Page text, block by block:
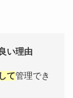
い理由
て管理でき